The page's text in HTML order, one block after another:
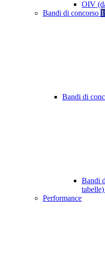
OIV
Bandi di concorso
Bandi di
Bandi
tabelle)
Performance